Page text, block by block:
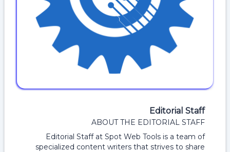
Editorial Staff
ABOUT THE EDITORIAL STAFF
Editorial Staff at Spot Web Tools is a team of
specialized content writers that strives to share